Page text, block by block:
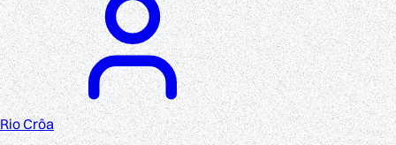
Rio Crôa